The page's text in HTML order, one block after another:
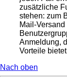
zusätzliche
stehen: zum
Mail-
Anmeldung,
Vorteile
Nach oben